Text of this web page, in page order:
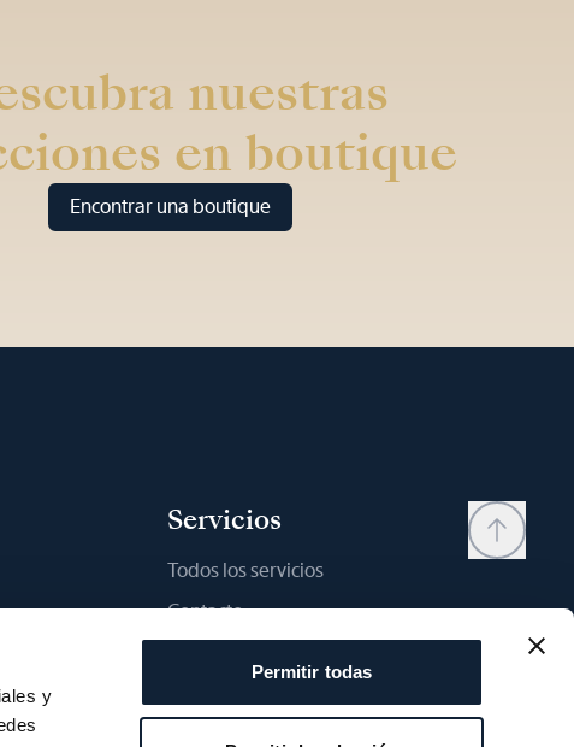
y
Permitir todas
nuestras
en boutique
Encontrar una boutique
Servicios
Todos los servicios
Contacto